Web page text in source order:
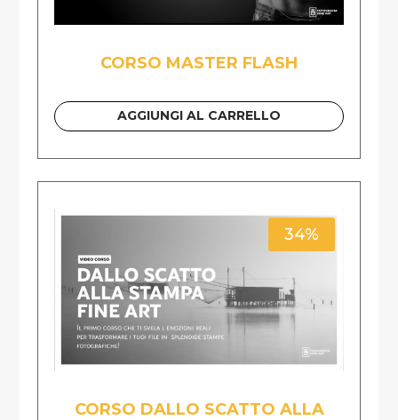
CORSO MASTER FLASH
AGGIUNGI AL CARRELLO
34%
CORSO DALLO SCATTO ALLA